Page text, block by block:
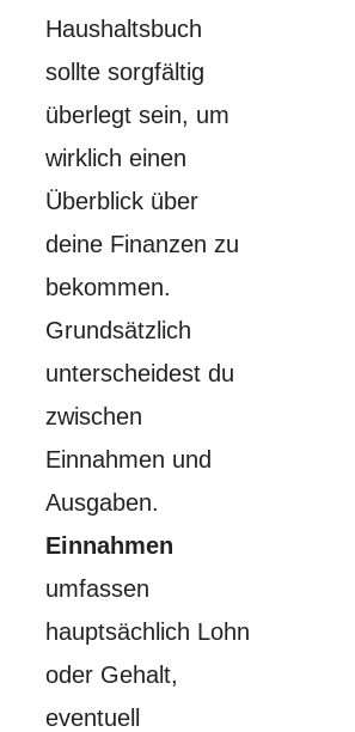
Haushaltsbuch
sollte sorgfältig
überlegt sein, um
wirklich einen
Überblick über
deine Finanzen zu
bekommen.
Grundsätzlich
unterscheidest du
zwischen
Einnahmen und
Ausgaben.
Einnahmen
umfassen
hauptsächlich Lohn
oder Gehalt,
eventuell